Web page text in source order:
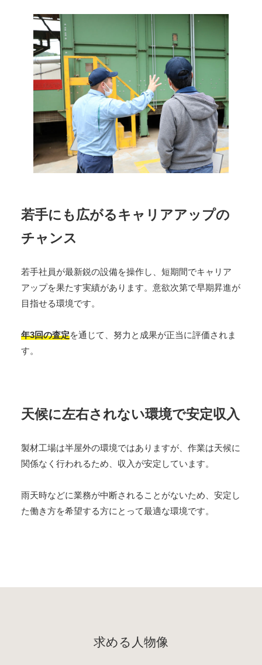
若手にも広がる キャリアアップの
チャンス
若手社員が最新鋭の設備を操作し、短期間でキャリア
アップを果たす実績があります。意欲次第で早期昇進が
目指せる環境です。
年3回の査定を通じて、努力と成果が正当に評価されま
す。
天候に左右されない環境で安定収入
製材工場は半屋外の環境ではありますが、作業は天候に
関係なく行われるため、収入が安定しています。
雨天時などに業務が中断されることがないため、安定し
た働き方を希望する方にとって最適な環境です。
求める人物像